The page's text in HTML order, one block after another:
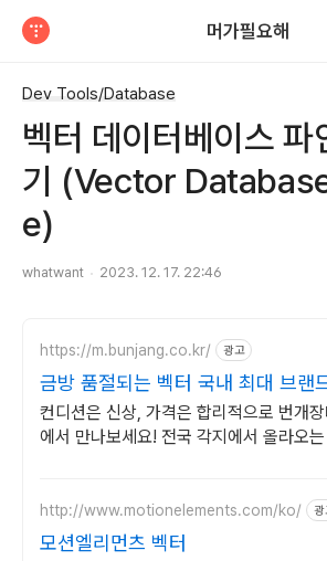
머가필요해
Dev Tools/Database
벡터 데이터베이스 파
기 (Vector
e)
whatwant 2023. 12. 17. 22:46
https://m.bunjang.co.kr/ 광고
금방 품절되는 벡터 국내 최대 브랜
중고거래
컨디션은 신상, 가격은 합리적으로 번개장
에서 만나보세요! 전국 각지에서 올라오는
http://www.motionelements.com/ko/ 광
모션엘리먼츠 벡터